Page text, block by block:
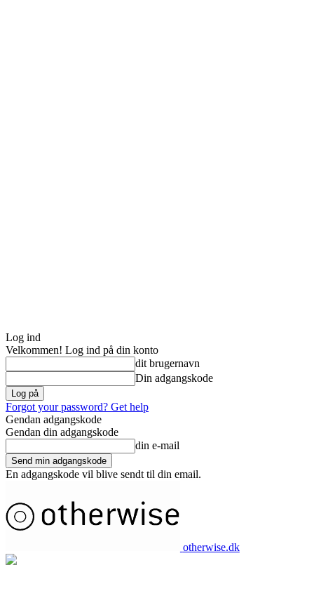
Log ind
Velkommen! Log ind på din konto
dit brugernavn
Din adgangskode
Forgot your password? Get help
Gendan adgangskode
Gendan din adgangskode
din e-mail
En adgangskode vil blive sendt til din email.
otherwise.dk